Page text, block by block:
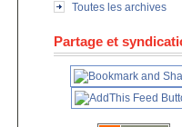
Toutes les archives
Partage et